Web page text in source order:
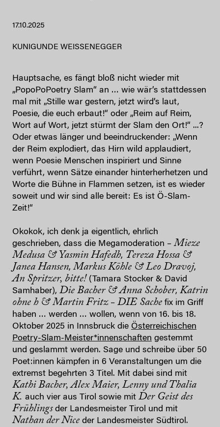
17.10.2025
KUNIGUNDE WEISSENEGGER
Hauptsache, es fängt bloß nicht wieder mit
„PopoPoPoetry Slam“ an … wie wär’s stattdessen
mal mit „Stille war gestern, jetzt wird’s laut,
Poesie, die euch erbaut!“ oder „Reim auf Reim,
Wort auf Wort, jetzt stürmt der Slam den Ort!“ ...?
Oder etwas länger und beeindruckender: „Wenn
der Reim explodiert, das Hirn wild applaudiert,
wenn Poesie Menschen inspiriert und Sinne
verführt, wenn Sätze einander hinterherhetzen und
Worte die Bühne in Flammen setzen, ist es wieder
soweit und wir sind alle bereit: Es ist Ö-Slam-
Zeit!“
Okokok, ich denk ja eigentlich, ehrlich
geschrieben, dass die Megamoderation – Mieze
Medusa & Yasmin Hafedh, Tereza Hossa &
Janea Hansen, Markus Köhle & Leo Dravoj,
An Spritzer, bitte! (Tamara Stocker & David
Samhaber), Die Bacher & Anna Schober, Katrin
ohne h & Martin Fritz– DIE Sache fix im Griff
haben … werden … wollen, wenn von 16. bis 18.
Oktober 2025 in Innsbruck die Österreichischen
Poetry-Slam-Meister*innenschaften gestemmt
und geslammt werden. Sage und schreibe über 50
Poet:innen kämpfen in 6 Veranstaltungen um die
extremst begehrten 3 Titel. Mit dabei sind mit
Kathi Bacher, Alex Maier, Lenny und Thalia
K. auch vier aus Tirol sowie mit Der Geist des
Frühlingsder Landesmeister Tirol und mit
Nathan der Nice der Landesmeister Südtirol.